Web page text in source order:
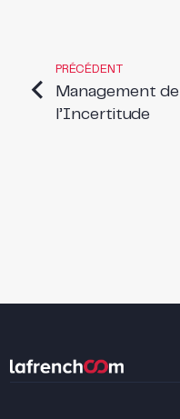
PRÉCÉDENT
Management de
l’Incertitude